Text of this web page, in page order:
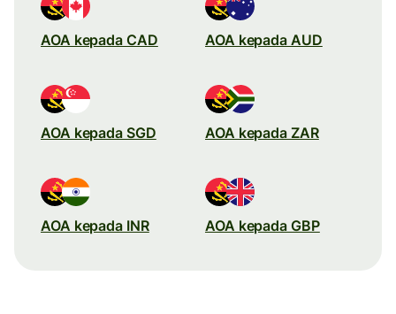
AOA kepada CAD AOA kepada AUD
AOA kepada SGD AOA kepada ZAR
AOA kepada INR AOA kepada GBP